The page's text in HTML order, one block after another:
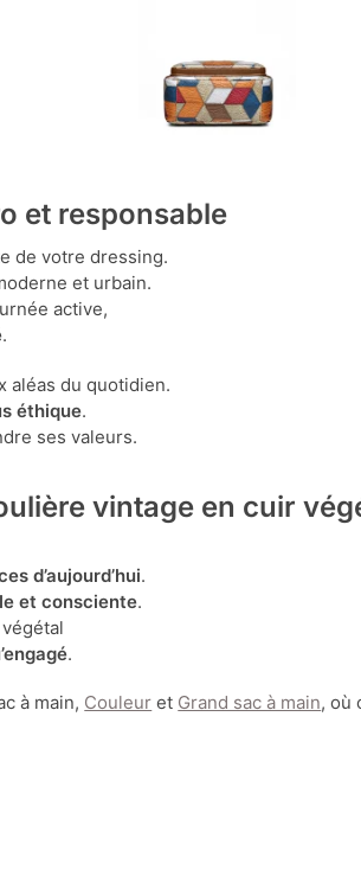
et responsable
de votre dressing.
et urbain.
active,
.
aléas du quotidien.
éthique.
ses valeurs.
vintage en cuir
d’aujourd’hui.
et consciente.
.
à main, Couleur et Grand sac à main, où